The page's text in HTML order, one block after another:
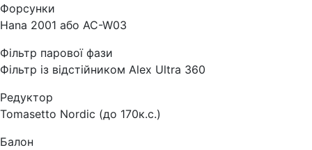
Форсунки
Hana 2001 або AC-W03
Фільтр парової фази
Фільтр із відстійником Alex Ultra 360
Редуктор
Tomasetto Nordic (до 170к.с.)
Балон